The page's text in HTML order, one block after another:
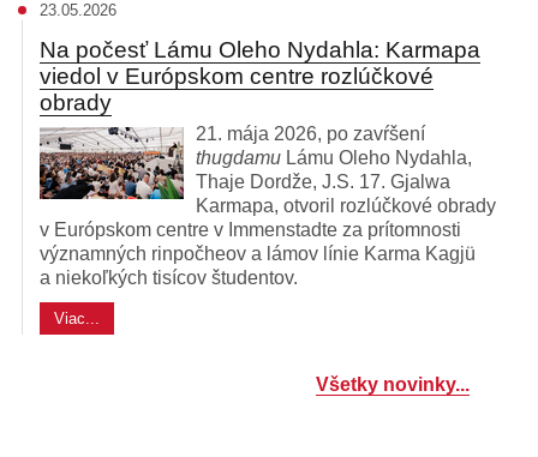
Na počesť Lámu Oleho Nydahla: Karmapa
viedol v Európskom centre rozlúčkové
obrady
23.05.2026
21. mája 2026, po zavŕšení
thugdamu Lámu Oleho Nydahla,
Thaje Dordže, J.S. 17. Gjalwa
Karmapa, otvoril rozlúčkové obrady
v Európskom centre v Immenstadte za prítomnosti
významných rinpočheov a lámov línie Karma Kagjü
a niekoľkých tisícov študentov.
Viac...
Všetky novinky...